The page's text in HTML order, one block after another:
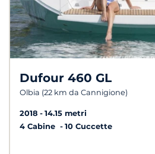
Dufour 460 GL
Olbia (22 km da Cannigione)
2018
14.15 metri
4 Cabine
10 Cuccette